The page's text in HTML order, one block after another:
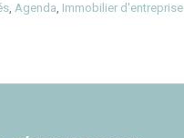
, Agenda, Immobilier d'entreprise